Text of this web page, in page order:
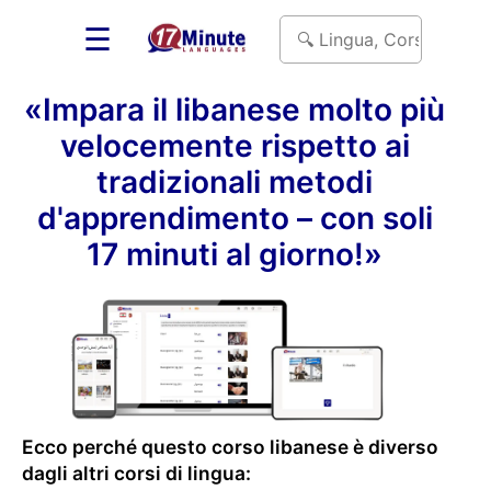
☰
«Impara il libanese molto più
velocemente rispetto ai
tradizionali metodi
d'apprendimento – con soli
17 minuti al giorno!»
Ecco perché questo corso libanese è diverso
dagli altri corsi di lingua: